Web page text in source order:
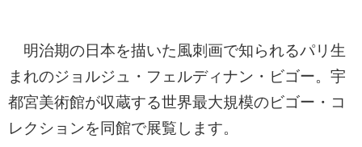
明治期の日本を描いた風刺画で知られるパリ生
まれのジョルジュ・フェルディナン・ビゴー。宇
都宮美術館が収蔵する世界最大規模のビゴー・コ
レクションを同館で展覧します。